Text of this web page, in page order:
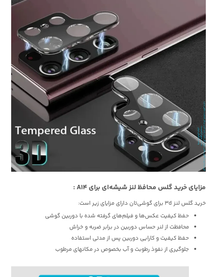
مزایای خرید گلس محافظ لنز شیشه‌ای برای A14 :
خرید گلس لنز 3d برای گوشی‌تان دارای مزایای زیر است:
حفظ کیفیت عکس‌ها و فیلم‌های گرفته شده با دوربین گوشی
محافظت از لنر حساس دوربین در برابر ضربه و خراش
حفظ کیفیت و کارایی دوربین پس از مدتی استفاده
جلوگیری از نفوذ رطوبت و آب بخصوص در مکانهای مرطوب